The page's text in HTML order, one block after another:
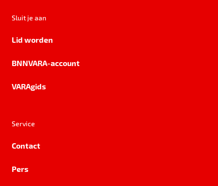
Sluit je aan
Lid worden
BNNVARA-account
VARAgids
Service
Contact
Pers